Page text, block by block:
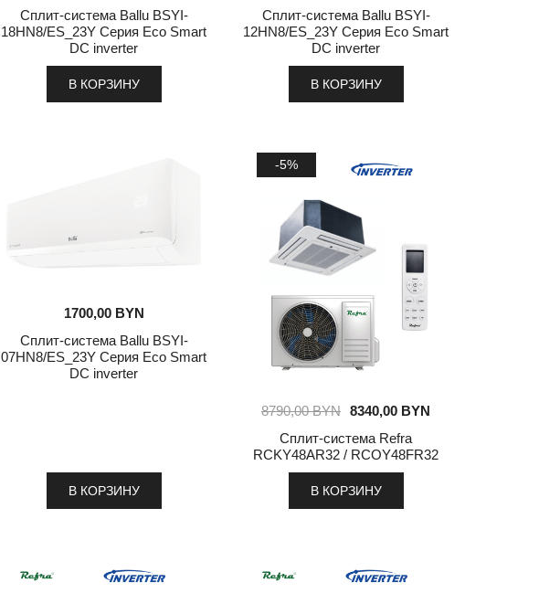
Сплит-система Ballu BSYI-
18HN8/ES_23Y Серия Eco Smart
DC inverter
В КОРЗИНУ
Сплит-система Ballu BSYI-
12HN8/ES_23Y Серия Eco Smart
DC inverter
В КОРЗИНУ
1700,00 BYN
Сплит-система Ballu BSYI-
07HN8/ES_23Y Серия Eco Smart
DC inverter
В КОРЗИНУ
-5%
8790,00BYN 8340,00 BYN
Сплит-система Refra
RCKY48AR32 / RCOY48FR32
В КОРЗИНУ